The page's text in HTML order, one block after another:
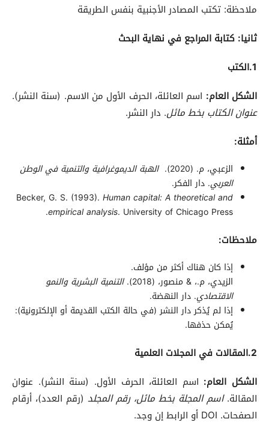
ملاحظة: تكتب المصادر الأجنبية بنفس الطريقة
ثانيا: كتابة المراجع في نهاية البحث
1.الكتب
الشكل العام: اسم العائلة، الحرف الأول من الاسم. (سنة النشر).
عنوان الكتاب بخط مائل. دار النشر.
أمثلة:
الزعبي، م. (2020).
الهبة الديموغرافية والتنمية في الوطن
العربي. دار الفكر.
Becker, G. S. (1993).Human capital: A theoretical and
empirical analysis. University of Chicago Press.
ملاحظات:
إذا كان هناك أكثر من مؤلف.
الزيدي، م.، & منصور، (2018).
التنمية البشرية والنمو
الاقتصادي. دار النهضة.
إذا لم يُذكر دار النشر (في حالة الكتب القديمة أو الإلكترونية):
يُمكن حذفها.
2.المقالات في المجلات العلمية
الشكل العام: اسم العائلة، الحرف الأول. (سنة النشر). عنوان
المقالة.اسم المجلة بخط مائل، رقم المجلد (رقم العدد)، أرقام
الصفحات. DOI أو الرابط إن وجد.